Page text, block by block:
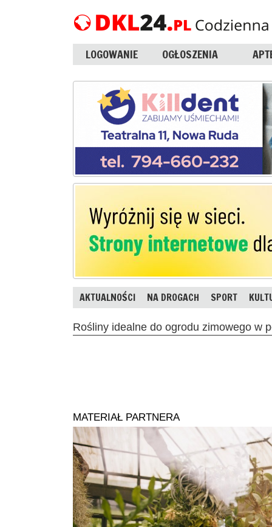
LOGOWANIE OGŁOSZENIA
AKTUALNOŚCI NA DROGACH SPORT
Rośliny idealne do ogrodu zimowego w
MATERIAŁ PARTNERA